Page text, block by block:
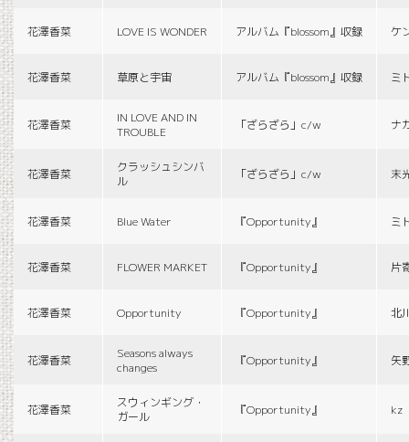
花澤香菜 LOVE IS WONDER アルバム『blossom』収録 ケ
花澤香菜 草原と宇宙 アルバム『blossom』収録 ミ
花澤香菜
IN LOVE AND IN
TROUBLE
「ざらざら」c/w ナ
花澤香菜
クラッシュシンバ
ル
「ざらざら」c/w 末
花澤香菜 Blue Water 『Opportunity』 ミ
花澤香菜 FLOWER MARKET 『Opportunity』 片
花澤香菜 Opportunity 『Opportunity』 北
花澤香菜
Seasons always
changes
『Opportunity』 矢
花澤香菜
スウィンギング・
ガール
『Opportunity』 kz